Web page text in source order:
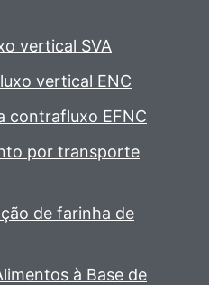
vertical SVA
vertical ENC
contrafluxo EFNC
por transporte
de farinha de
à Base de